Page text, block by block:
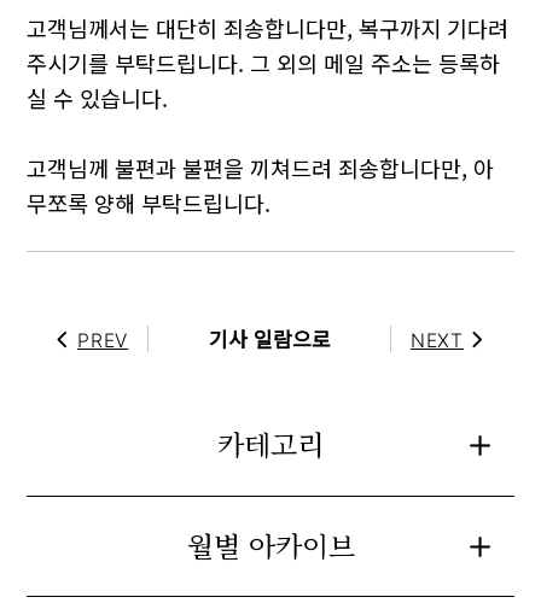
고객님께서는 대단히 죄송합니다만, 복구까지 기다려
주시기를 부탁드립니다. 그 외의 메일 주소는 등록하
실 수 있습니다.
고객님께 불편과 불편을 끼쳐드려 죄송합니다만, 아
무쪼록 양해 부탁드립니다.
PREV 기사 일람으로 NEXT
카테고리
월별 아카이브